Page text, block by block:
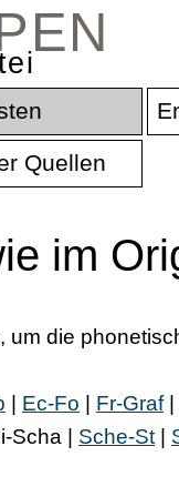
Quellen
im
die
Ec‑Fo Fr‑Graf|
| Sche‑St|